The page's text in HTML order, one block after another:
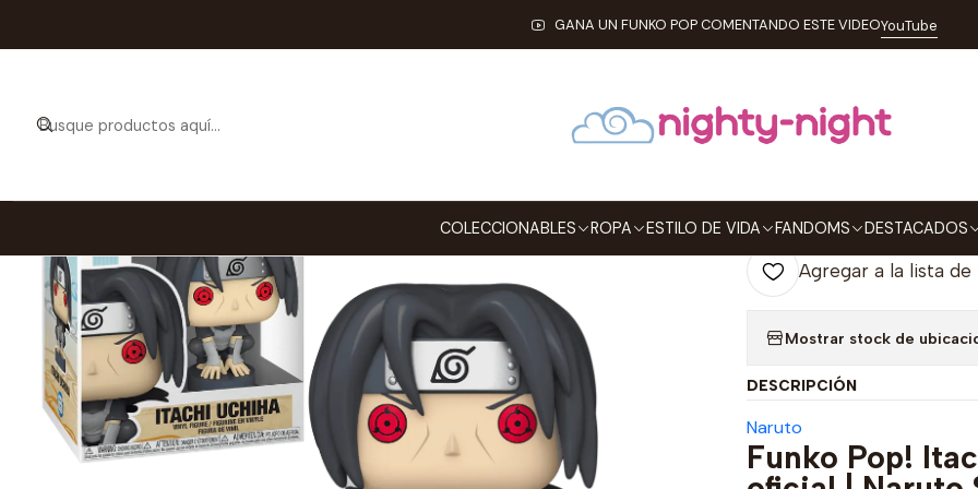
COLECCIONABLES ROPA ESTILO DE VIDA FANDOMS DESTACADOS
GANA UN FUNKO POP COMENTANDO ESTE VIDEOYouTube
COLECCIONABLES FUNKO Pop! Animation Itachi Uchiha Funko Pop
Itachi Uchiha
1656
Cantidad
Agregar a la lista
Mostrar stock de
DESCRIPCIÓN
Naruto
Funko Pop!